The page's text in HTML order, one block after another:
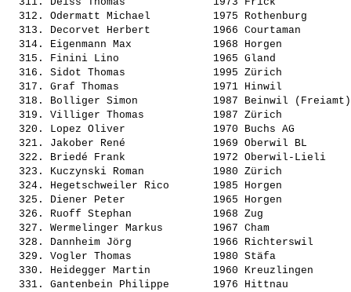
  312.
Odermatt Michael
1975
  313.
Decorvet Herbert
1966 Courtaman
  314.
Eigenmann Max
1968 Horgen
  315.
Finini Lino
1965 Gland
  316.
Sidot Thomas
1995 Zürich
  317.
Graf Thomas
1971 Hinwil
  318.
Bolliger Simon
1987 Beinwil
  319.
Villiger Thomas
1987 Zürich
  320.
Lopez Oliver
1970 Buchs AG
  321.
Jakober René
1969 Oberwil BL
  322.
Briedé Frank
1972 Oberwil-
  323.
Kuczynski Roman
1980 Zürich
  324.
Hegetschweiler Rico
1985 Horgen
  325.
Diener Peter
1965 Horgen
  326.
Ruoff Stephan
1968 Zug
  327.
Wermelinger Markus
1967 Cham
  328.
Dannheim Jörg
1966 Richterswil
  329.
Vogler Thomas
1980 Stäfa
  330.
Heidegger Martin
1960 Kreuzlingen
  331.
Gantenbein Philippe
1976 Hittnau